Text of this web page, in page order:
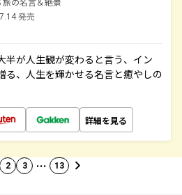
発売
半が人生観が変わると言う、イン
る、人生を輝かせる名言と癒やしの
詳細を見る
2 3 … 13